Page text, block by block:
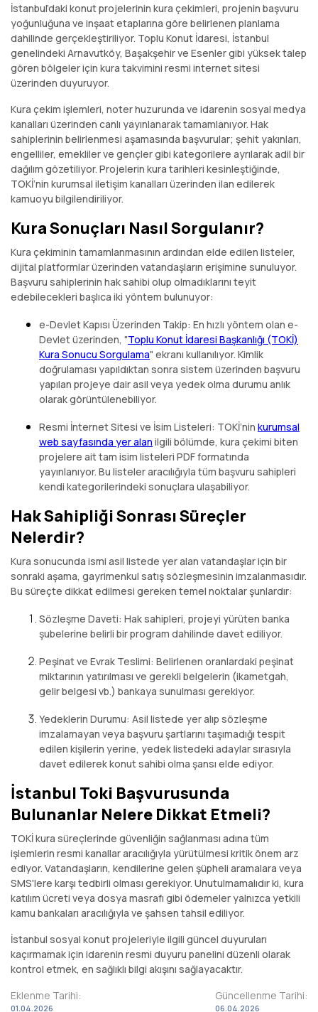
İstanbul’daki konut projelerinin kura çekimleri, projenin başvuru
yoğunluğuna ve inşaat etaplarına göre belirlenen planlama
dahilinde gerçekleştiriliyor. Toplu Konut İdaresi, İstanbul
genelindeki Arnavutköy, Başakşehir ve Esenler gibi yüksek talep
gören bölgeler için kura takvimini resmi internet sitesi
üzerinden duyuruyor.
Kura çekim işlemleri, noter huzurunda ve idarenin sosyal medya
kanalları üzerinden canlı yayınlanarak tamamlanıyor. Hak
sahiplerinin belirlenmesi aşamasında başvurular; şehit yakınları,
engelliler, emekliler ve gençler gibi kategorilere ayrılarak adil bir
dağılım gözetiliyor. Projelerin kura tarihleri kesinleştiğinde,
TOKİ’nin kurumsal iletişim kanalları üzerinden ilan edilerek
kamuoyu bilgilendiriliyor.
Kura Sonuçları Nasıl Sorgulanır?
Kura çekiminin tamamlanmasının ardından elde edilen listeler,
dijital platformlar üzerinden vatandaşların erişimine sunuluyor.
Başvuru sahiplerinin hak sahibi olup olmadıklarını teyit
edebilecekleri başlıca iki yöntem bulunuyor:
e-Devlet Kapısı Üzerinden Takip: En hızlı yöntem olan e-
Devlet üzerinden, "Toplu Konut İdaresi Başkanlığı (TOKİ)
Kura Sonucu Sorgulama" ekranı kullanılıyor. Kimlik
doğrulaması yapıldıktan sonra sistem üzerinden başvuru
yapılan projeye dair asil veya yedek olma durumu anlık
olarak görüntülenebiliyor.
Resmi İnternet Sitesi ve İsim Listeleri: TOKİ’nin kurumsal
web sayfasında yer alan ilgili bölümde, kura çekimi biten
projelere ait tam isim listeleri PDF formatında
yayınlanıyor. Bu listeler aracılığıyla tüm başvuru sahipleri
kendi kategorilerindeki sonuçlara ulaşabiliyor.
Hak Sahipliği Sonrası Süreçler
Nelerdir?
Kura sonucunda ismi asil listede yer alan vatandaşlar için bir
sonraki aşama, gayrimenkul satış sözleşmesinin imzalanmasıdır.
Bu süreçte dikkat edilmesi gereken temel noktalar şunlardır:
Sözleşme Daveti: Hak sahipleri, projeyi yürüten banka
şubelerine belirli bir program dahilinde davet ediliyor.
Peşinat ve Evrak Teslimi: Belirlenen oranlardaki peşinat
miktarının yatırılması ve gerekli belgelerin (ikametgah,
gelir belgesi vb.) bankaya sunulması gerekiyor.
Yedeklerin Durumu: Asil listede yer alıp sözleşme
imzalamayan veya başvuru şartlarını taşımadığı tespit
edilen kişilerin yerine, yedek listedeki adaylar sırasıyla
davet edilerek konut sahibi olma şansı elde ediyor.
İstanbul Toki Başvurusunda
Bulunanlar Nelere Dikkat Etmeli?
TOKİ kura süreçlerinde güvenliğin sağlanması adına tüm
işlemlerin resmi kanallar aracılığıyla yürütülmesi kritik önem arz
ediyor. Vatandaşların, kendilerine gelen şüpheli aramalara veya
SMS'lere karşı tedbirli olması gerekiyor. Unutulmamalıdır ki, kura
katılım ücreti veya dosya masrafı gibi ödemeler yalnızca yetkili
kamu bankaları aracılığıyla ve şahsen tahsil ediliyor.
İstanbul sosyal konut projeleriyle ilgili güncel duyuruları
kaçırmamak için idarenin resmi duyuru panelini düzenli olarak
kontrol etmek, en sağlıklı bilgi akışını sağlayacaktır.
Eklenme Tarihi:
01.04.2026
Güncellenme Tarihi:
06.04.2026